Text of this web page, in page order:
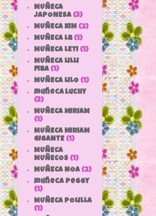
MUÑECA
JAPONESA (3)
MUÑECA KIM (2)
MUÑECA LB (1)
MUÑECA LETI (1)
MUÑECA LILLI
FIBA (1)
MUÑECA LILO (1)
muñeca luchy
(3)
MUÑECA MIRIAM
(1)
MUÑECA MIRIAM
GIGANTE (1)
MUÑECA
MUÑECOS (1)
MUÑECA NOA (2)
muñeca peggy
(1)
MUÑECA POLILLA
(1)